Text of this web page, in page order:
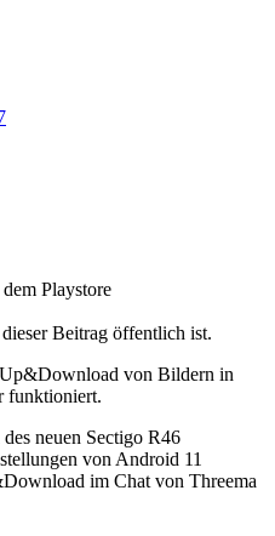
Playstore
Beitrag öffentlich ist.
Up&Download von Bildern in
funktioniert.
neuen Sectigo R46
von Android 11
im Chat von Threema